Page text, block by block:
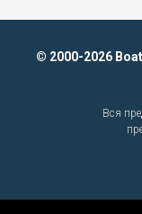
© 2000-2026
Вся